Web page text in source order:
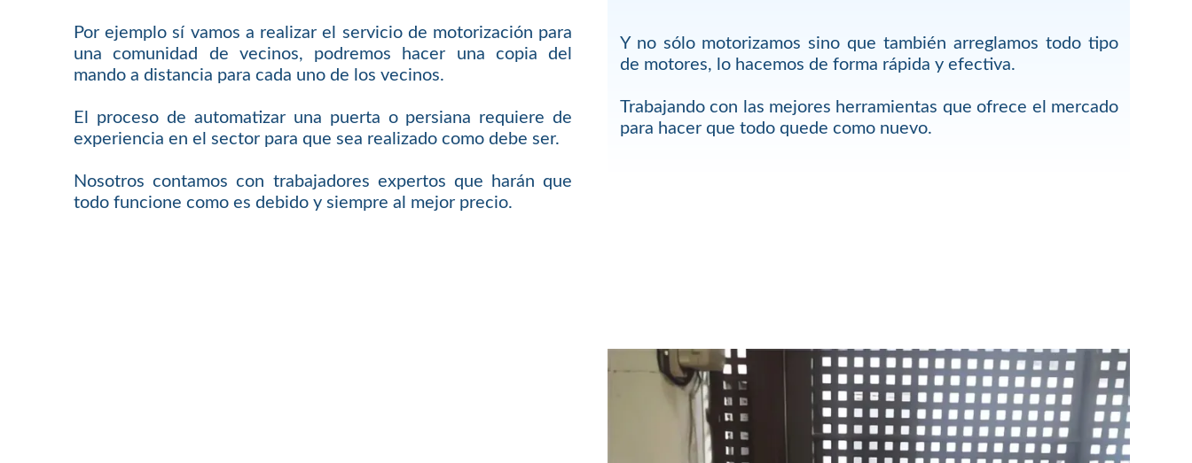
Por ejemplo sí vamos a realizar el servicio de motorización para
una comunidad de vecinos, podremos hacer una copia del
mando a distancia para cada uno de los vecinos.
El proceso de automatizar una puerta o persiana requiere de
experiencia en el sector para que sea realizado como debe ser.
Nosotros contamos con trabajadores expertos que harán que
todo funcione como es debido y siempre al mejor precio.
Y no sólo motorizamos sino que también arreglamos todo tipo
de motores, lo hacemos de forma rápida y efectiva.
Trabajando con las mejores herramientas que ofrece el mercado
para hacer que todo quede como nuevo.